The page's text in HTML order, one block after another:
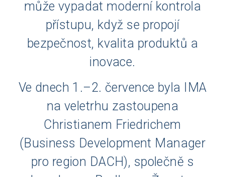
může vypadat moderní kontrola
přístupu, když se propojí
bezpečnost, kvalita produktů a
inovace.
Ve dnech 1.–2. července byla IMA
na veletrhu zastoupena
Christianem Friedrichem
(Business Development Manager
pro region DACH), společně s